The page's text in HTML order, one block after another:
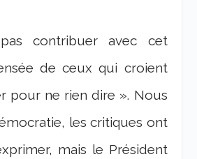
pas contribuer avec cet
de ceux qui croient
pour ne rien dire ». Nous
les critiques ont
mais le Président